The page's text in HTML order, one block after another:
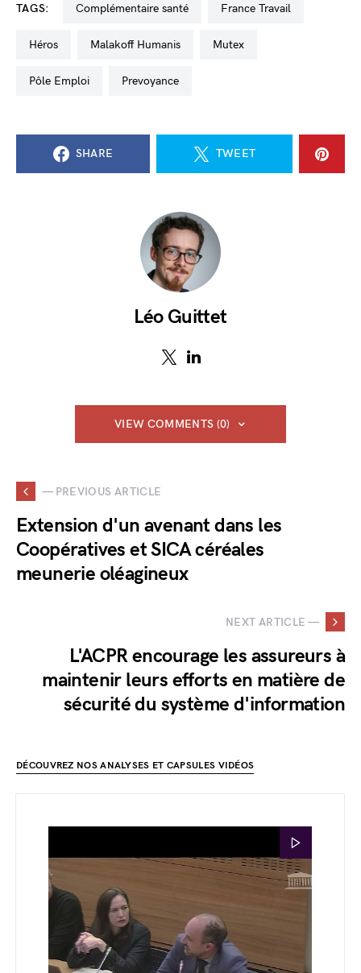
TAGS: Complémentaire santé France Travail
Héros Malakoff Humanis Mutex
Pôle Emploi Prevoyance
SHARE TWEET
Léo Guittet
VIEW COMMENTS (0)
— PREVIOUS ARTICLE
Extension d'un avenant dans les
Coopératives et SICA céréales
meunerie oléagineux
NEXT ARTICLE —
L'ACPR encourage les assureurs à
maintenir leurs efforts en matière de
sécurité du système d'information
DÉCOUVREZ NOS ANALYSES ET CAPSULES VIDÉOS